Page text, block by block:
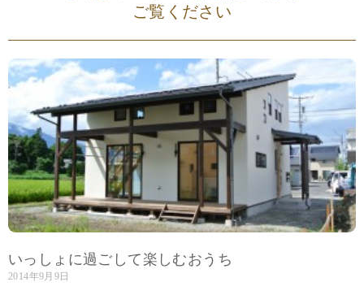
ご覧ください
いっしょに過ごして楽しむおうち
2014年9月9日